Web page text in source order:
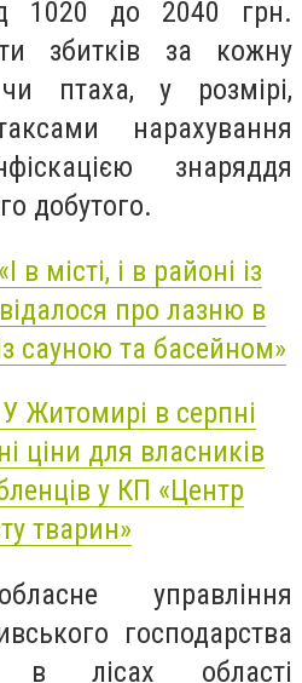
1020 до 2040 грн.
збитків за кожну
птаха, у розмірі,
нарахування
знаряддя
добутого.
в місті, і в районі із
про лазню в
сауною та басейном»
Житомирі в серпні
ціни для власників
у КП «Центр
тварин»
управління
господарства
в лісах області